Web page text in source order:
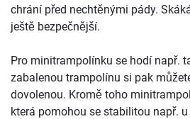
chrání před nechtěnými pády.
ještě bezpečnější.
Pro minitrampolínku se hodí např.
zabalenou trampolínu si pak
dovolenou. Kromě toho
která pomohou se stabilitou např.